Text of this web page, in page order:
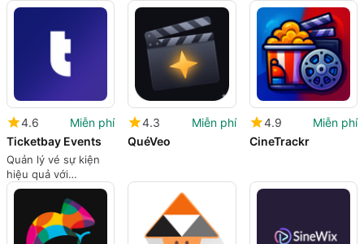
CinoMix
4.6
Miễn phí
Ticketbay Events
Quản lý vé sự kiện
hiệu quả với
TicketBay Events
4.3
Miễn phí
QuéVeo
4.9
Miễn phí
CineTrackr